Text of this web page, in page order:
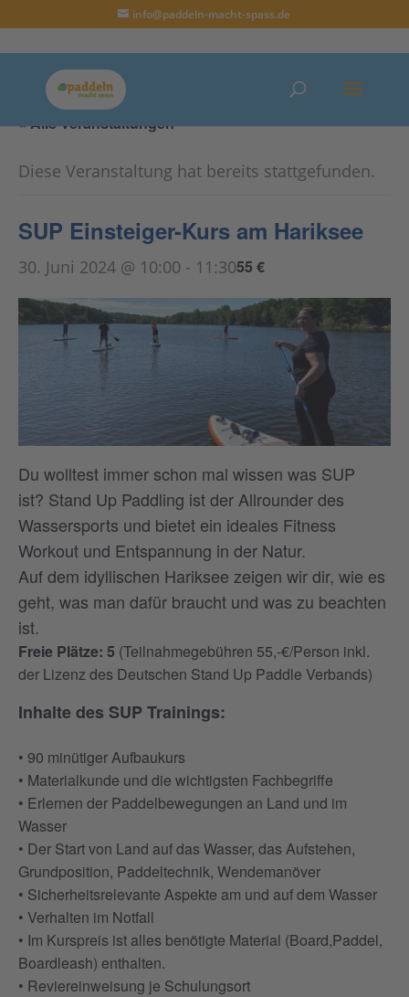
info@paddeln-macht-spass.de
« Alle Veranstaltungen
Diese Veranstaltung hat bereits stattgefunden.
SUP Einsteiger-Kurs am Hariksee
30. Juni 2024 @ 10:00 - 11:3055 €
Du wolltest immer schon mal wissen was SUP
ist? Stand Up Paddling ist der Allrounder des
Wassersports und bietet ein ideales Fitness
Workout und Entspannung in der Natur.
Auf dem idyllischen Hariksee zeigen wir dir, wie es
geht, was man dafür braucht und was zu beachten
ist.
Freie Plätze: 5 (Teilnahmegebühren 55,-€/Person inkl.
der Lizenz des Deutschen Stand Up Paddle Verbands)
Inhalte des SUP Trainings:
• 90 minütiger Aufbaukurs
• Materialkunde und die wichtigsten Fachbegriffe
• Erlernen der Paddelbewegungen an Land und im
Wasser
• Der Start von Land auf das Wasser, das Aufstehen,
Grundposition, Paddeltechnik, Wendemanöver
• Sicherheitsrelevante Aspekte am und auf dem Wasser
• Verhalten im Notfall
• Im Kurspreis ist alles benötigte Material (Board,Paddel,
Boardleash) enthalten.
• Reviereinweisung je Schulungsort